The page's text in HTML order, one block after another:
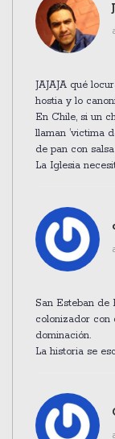
JAJAJA qué
hostia y lo
En Chile, si un
llaman ‘victima
de pan con
La Iglesia
San Esteban de
colonizador con
dominación.
La historia se